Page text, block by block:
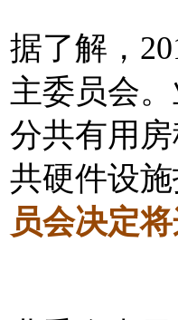
据了解，
主委员会。
分共有用房
共硬件设
员会决定